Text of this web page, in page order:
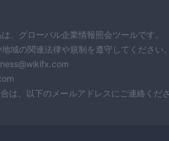
、グローバル企業情報照会ツールです。
域の関連法律や規制を遵守してください。
は、以下のメールアドレスにご連絡くだ